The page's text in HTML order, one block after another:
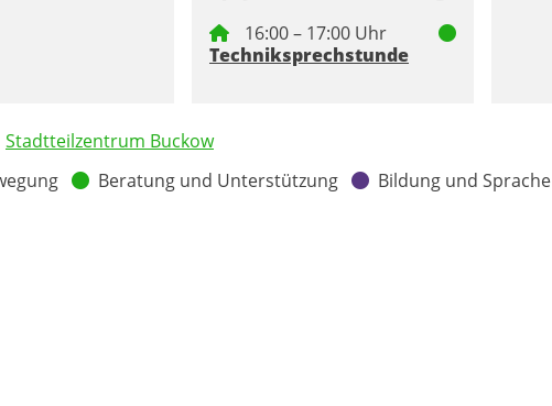
16:00 – 17:00 Uhr
Techniksprechstunde
Stadtteilzentrum Buckow
Beratung und Unterstützung
Bildung und Sprache